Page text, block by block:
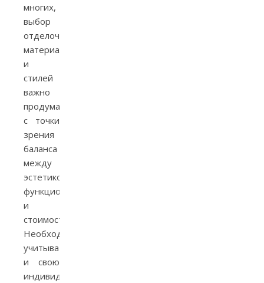
многих,
выбор
отделочных
материалов
и
стилей
важно
продумать
с точки
зрения
баланса
между
эстетикой,
функциональностью
и
стоимостью.
Необходимо
учитывать
и свою
индивидуальность: